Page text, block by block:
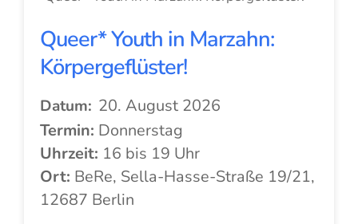
Queer* Youth in Marzahn:
Körpergeflüster!
Datum: 20. August 2026
Termin: Donnerstag
Uhrzeit: 16 bis 19 Uhr
Ort: BeRe, Sella-Hasse-Straße 19/21,
12687 Berlin